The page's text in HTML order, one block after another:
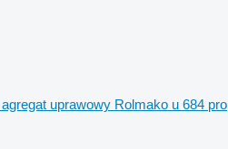
agregat uprawowy Rolmako u 684 pro